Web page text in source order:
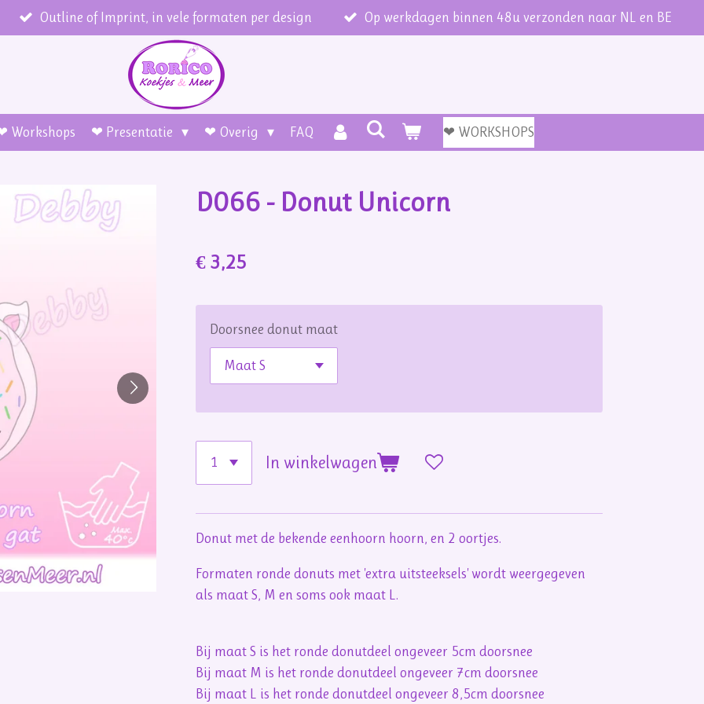
Outline of Imprint, in vele formaten per design Op werkdagen binnen 48u verzonden naar NL en BE
Workshops ❤ Presentatie ❤ Overig FAQ ❤ WORKSHOPS
D066 - Donut Unicorn
€ 3,25
Doorsnee donut maat
In winkelwagen
Donut met de bekende eenhoorn hoorn, en 2 oortjes.
Formaten ronde donuts met 'extra uitsteeksels' wordt weergegeven
als maat S, M en soms ook maat L.
Bij maat S is het ronde donutdeel ongeveer 5cm doorsnee
Bij maat M is het ronde donutdeel ongeveer 7cm doorsnee
Bij maat L is het ronde donutdeel ongeveer 8,5cm doorsnee